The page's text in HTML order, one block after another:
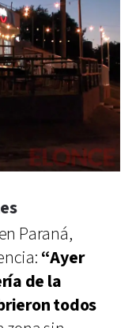
Paraná,
“Ayer
de la
todos